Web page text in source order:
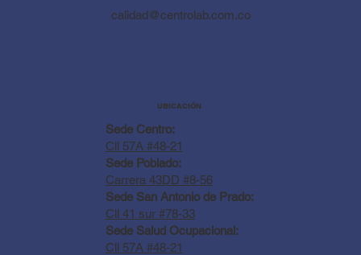
calidad@centrolab.com.co
UBICACIÓN
Sede Centro:
Cll 57A #48-21
Sede Poblado:
Carrera 43DD #8-56
Sede San Antonio de Prado:
Cll 41 sur #78-33
Sede Salud Ocupacional:
Cll 57A #48-21